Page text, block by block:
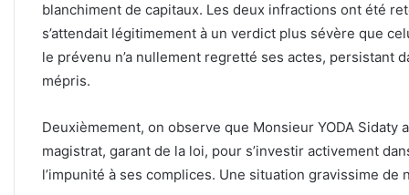
blanchiment de capitaux. Les deux infractions ont été
s’attendait légitimement à un verdict plus sévère que
le prévenu n’a nullement regretté ses actes, persistant
mépris.
Deuxièmement, on observe que Monsieur YODA
magistrat, garant de la loi, pour s’investir activement
l’impunité à ses complices. Une situation gravissime de